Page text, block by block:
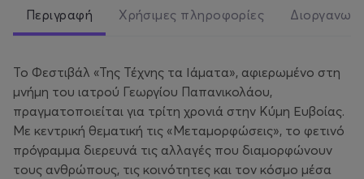
Περιγραφή Χρήσιμες πληροφορίες
Το Φεστιβάλ «Της Τέχνης τα Ιάματα», αφιερωμένο στη
μνήμη του ιατρού Γεωργίου Παπανικολάου,
πραγματοποιείται για τρίτη χρονιά στην Κύμη Ευβοίας.
Με κεντρική θεματική τις «Μεταμορφώσεις», το φετινό
πρόγραμμα διερευνά τις αλλαγές που διαμορφώνουν
τους ανθρώπους, τις κοινότητες και τον κόσμο μέσα